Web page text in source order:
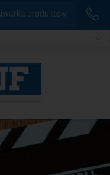
produktów